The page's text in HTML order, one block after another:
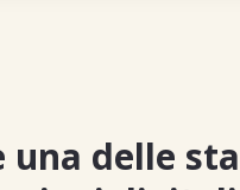
una delle